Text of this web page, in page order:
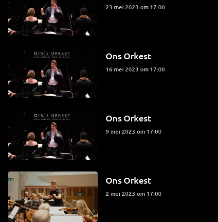
23 mei 2023 om 17:00
Ons Orkest
16 mei 2023 om 17:00
Ons Orkest
9 mei 2023 om 17:00
Ons Orkest
2 mei 2023 om 17:00